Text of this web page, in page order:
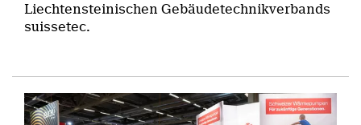
Liechtensteinischen Gebäudetechnikverbands
suissetec.